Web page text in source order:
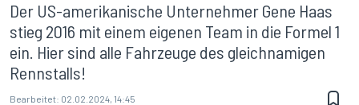
Der US-amerikanische Unternehmer Gene Haas
stieg 2016 mit einem eigenen Team in die Formel 1
ein. Hier sind alle Fahrzeuge des gleichnamigen
Rennstalls!
Bearbeitet: 02.02.2024, 14:45